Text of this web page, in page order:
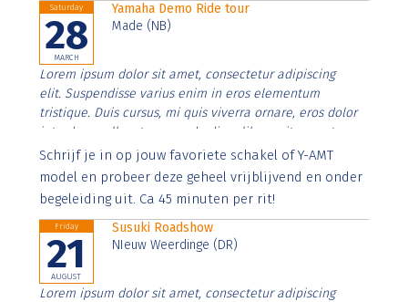
Saturday
28
MARCH
Yamaha Demo Ride tour
Made (NB)
Lorem ipsum dolor sit amet, consectetur adipiscing
elit. Suspendisse varius enim in eros elementum
tristique. Duis cursus, mi quis viverra ornare, eros dolor
interdum nulla, ut commodo diam libero vitae erat.
Aenean faucibus nibh et justo cursus id rutrum lorem
imperdiet. Nunc ut sem vitae risus tristique posuere.
Schrijf je in op jouw favoriete schakel of Y-AMT
model en probeer deze geheel vrijblijvend en onder
begeleiding uit. Ca 45 minuten per rit!
Friday
21
AUGUST
Susuki Roadshow
NIeuw Weerdinge (DR)
Lorem ipsum dolor sit amet, consectetur adipiscing